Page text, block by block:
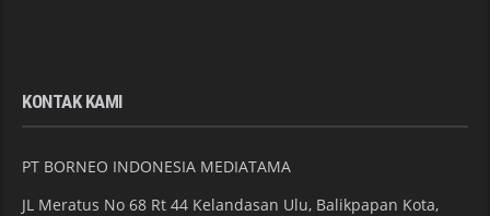
KONTAK KAMI
PT BORNEO INDONESIA MEDIATAMA
JL Meratus No 68 Rt 44 Kelandasan Ulu, Balikpapan Kota,